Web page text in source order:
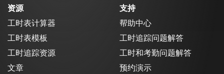
资源
工时表计算器
工时表模板
工时追踪资源
文章
支持
帮助中心
工时追踪问题解答
工时和考勤问题解答
预约演示